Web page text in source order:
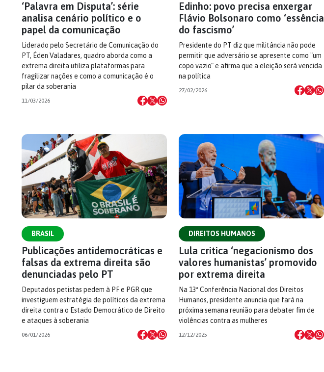
‘Palavra em Disputa’: série
analisa cenário político e o
papel da comunicação
Liderado pelo Secretário de Comunicação do
PT, Éden Valadares, quadro aborda como a
extrema direita utiliza plataformas para
fragilizar nações e como a comunicação é o
pilar da soberania
11/03/2026
Edinho: povo precisa enxergar
Flávio Bolsonaro como ‘essência
do fascismo’
Presidente do PT diz que militância não pode
permitir que adversário se apresente como "um
copo vazio" e afirma que a eleição será vencida
na política
27/02/2026
BRASIL
Publicações antidemocráticas e
falsas da extrema direita são
denunciadas pelo PT
Deputados petistas pedem à PF e PGR que
investiguem estratégia de políticos da extrema
direita contra o Estado Democrático de Direito
e ataques à soberania
06/01/2026
DIREITOS HUMANOS
Lula critica ‘negacionismo dos
valores humanistas’ promovido
por extrema direita
Na 13ª Conferência Nacional dos Direitos
Humanos, presidente anuncia que fará na
próxima semana reunião para debater fim de
violências contra as mulheres
12/12/2025